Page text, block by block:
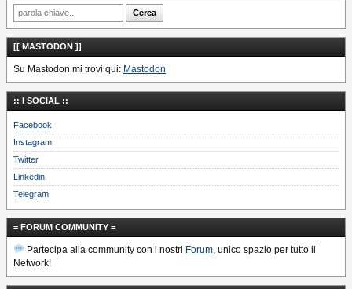
[[ MASTODON ]]
Su Mastodon mi trovi qui: Mastodon
:: I SOCIAL ::
Facebook
Instagram
Twitter
Linkedin
Telegram
= FORUM COMMUNITY =
Partecipa alla community con i nostri Forum, unico spazio per tutto il
Network!